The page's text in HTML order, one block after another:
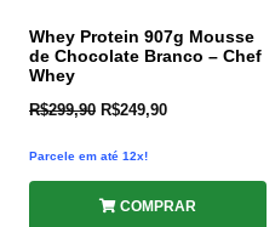
Whey Protein 907g Mousse
de Chocolate Branco – Chef
Whey
R$299,90 R$249,90
Parcele em até 12x!
COMPRAR